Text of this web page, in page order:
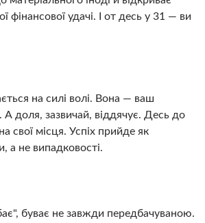
фінансової удачі. І от десь у 31 — ви
на силі волі. Вона — ваш
А доля, зазвичай, віддячує. Десь до
свої місця. Успіх прийде як
а не випадковості.
буває не завжди передбачуваною.